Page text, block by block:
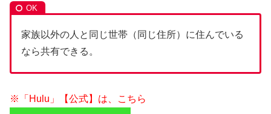
家族以外の人と同じ世帯（同じ住所）に住んでいる
なら共有できる。
※「Hulu」【公式】は、こちら